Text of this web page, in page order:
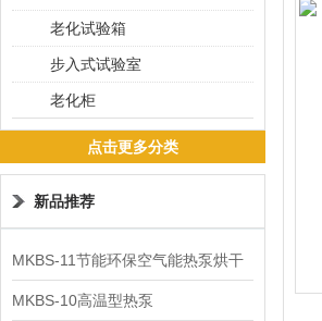
老化试验箱
步入式试验室
老化柜
点击更多分类
新品推荐
MKBS-11节能环保空气能热泵烘干
机
MKBS-10高温型热泵